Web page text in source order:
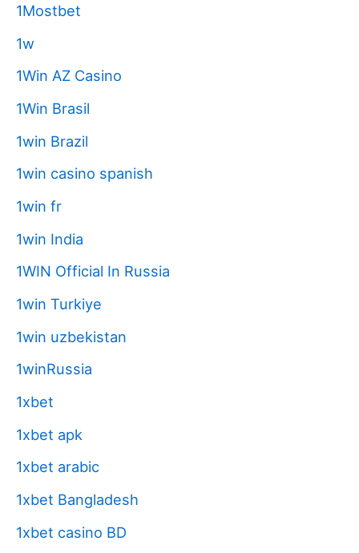
1Mostbet
1w
1Win AZ Casino
1Win Brasil
1win Brazil
1win casino spanish
1win fr
1win India
1WIN Official In Russia
1win Turkiye
1win uzbekistan
1winRussia
1xbet
1xbet apk
1xbet arabic
1xbet Bangladesh
1xbet casino BD